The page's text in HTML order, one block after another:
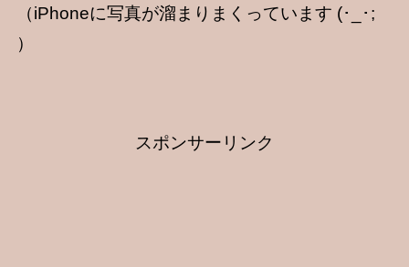
（iPhoneに写真が溜まりまくっています (･_･;
）
スポンサーリンク